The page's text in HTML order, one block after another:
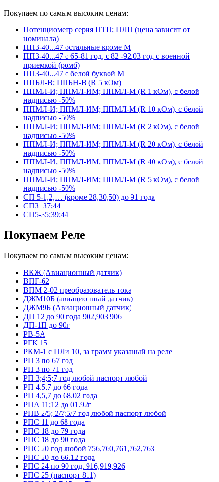
Покупаем по самым высоким ценам:
Потенциометр серия ПТП; ПЛП (цена зависит от
номинала)
ПП3-40...47 остальные кроме М
ПП3-40...47 с 65-81 год, с 82 -92.03 год с военной
приемкой (ромб)
ПП3-40...47 с белой буквой М
ППБЛ-В; ППБН-В (R 5 кОм)
ППМЛ-И; ППМЛ-ИМ; ППМЛ-М (R 1 кОм), с белой
надписью -50%
ППМЛ-И; ППМЛ-ИМ; ППМЛ-М (R 10 кОм), с белой
надписью -50%
ППМЛ-И; ППМЛ-ИМ; ППМЛ-М (R 2 кОм), с белой
надписью -50%
ППМЛ-И; ППМЛ-ИМ; ППМЛ-М (R 20 кОм), с белой
надписью -50%
ППМЛ-И; ППМЛ-ИМ; ППМЛ-М (R 40 кОм), с белой
надписью -50%
ППМЛ-И; ППМЛ-ИМ; ППМЛ-М (R 5 кОм), с белой
надписью -50%
СП 5-1,2,… (кроме 28,30,50) до 91 года
СП3 -37;44
СП5-35;39;44
Покупаем Реле
Покупаем по самым высоким ценам:
ВКЖ (Авиационный датчик)
ВПГ-62
ВПМ 2-02 преобразователь тока
ДЖМ10Б (авиационный датчик)
ДЖМ9Б (Авиационный датчик)
ДП 12 до 90 года 902,903,906
ДП-1П до 90г
РВ-5А
РГК 15
РКМ-1 с ПЛи 10, за грамм указаный на реле
РП 3 по 67 год
РП 3 по 71 год
РП 3;4;5;7 год любой паспорт любой
РП 4,5,7 до 66 года
РП 4,5,7 до 68.02 года
РПА 11;12 до 01.92г
РПВ 2/5; 2/7;5/7 год любой паспорт любой
РПС 11 до 68 года
РПС 18 до 79 года
РПС 18 до 90 года
РПС 20 год любой 756,760,761,762,763
РПС 20 до 66.12 года
РПС 24 по 90 год. 916,919,926
РПС 25 (паспорт 811)